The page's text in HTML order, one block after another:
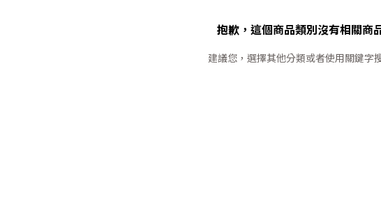
抱歉，這個商品類別沒有相關商
建議您，選擇其他分類或者使用關鍵字